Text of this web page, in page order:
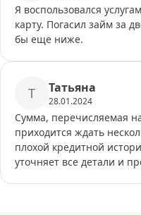
Я воспользовался
карту. Погасил займ за
бы еще ниже.
Т Татьяна
28.01.2024
Сумма, перечисляемая
приходится ждать
плохой кредитной
уточняет все детали и